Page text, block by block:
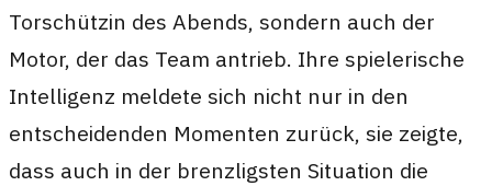
Torschützin des Abends, sondern auch der
Motor, der das Team antrieb. Ihre spielerische
Intelligenz meldete sich nicht nur in den
entscheidenden Momenten zurück, sie zeigte,
dass auch in der brenzligsten Situation die